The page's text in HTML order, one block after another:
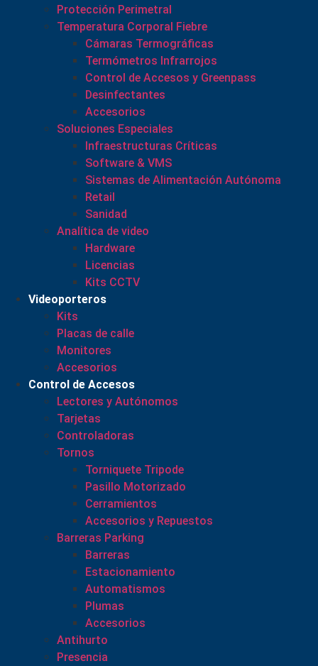
Protección Perimetral
Temperatura Corporal Fiebre
Cámaras Termográficas
Termómetros Infrarrojos
Control de Accesos y Greenpass
Desinfectantes
Accesorios
Soluciones Especiales
Infraestructuras Críticas
Software & VMS
Sistemas de Alimentación Autónoma
Retail
Sanidad
Analítica de video
Hardware
Licencias
Kits CCTV
Videoporteros
Kits
Placas de calle
Monitores
Accesorios
Control de Accesos
Lectores y Autónomos
Tarjetas
Controladoras
Tornos
Torniquete Tripode
Pasillo Motorizado
Cerramientos
Accesorios y Repuestos
Barreras Parking
Barreras
Estacionamiento
Automatismos
Plumas
Accesorios
Antihurto
Presencia